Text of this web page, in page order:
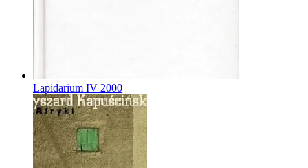
Lapidarium IV 2000